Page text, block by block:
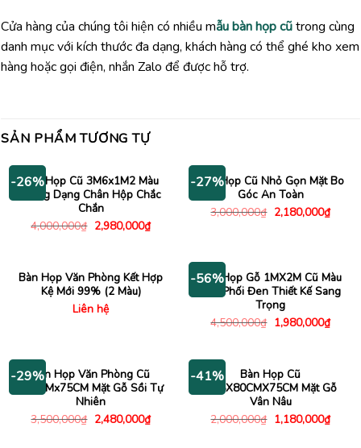
Cửa hàng của chúng tôi hiện có nhiều mẫu bàn họp cũtrong cùng
danh mục với kích thước đa dạng, khách hàng có thể ghé kho xem
hàng hoặc gọi điện, nhắn Zalo để được hỗ trợ.
SẢN PHẨM TƯƠNG TỰ
-26%
Bàn Họp Cũ 3M6x1M2 Màu
Trắng Dạng Chân Hộp Chắc
Chắn
4,000,000₫ Giá
gốc
2,980,000₫Giá
hiện
2,980,000₫.
-27%
Bàn Họp Cũ Nhỏ Gọn Mặt Bo
Góc An Toàn
3,000,000₫ Giá
gốc
2,180,000₫Giá
hiện
Bàn Họp Văn Phòng Kết Hợp
Kệ Mới 99% (2 Màu)
Liên hệ
-56%
Bàn Họp Gỗ 1MX2M Cũ Màu
Nâu Phối Đen Thiết Kế Sang
Trọng
4,500,000₫ Giá
gốc
1,980,000₫Giá
hiện
-29%Bàn Họp Văn Phòng Cũ
3Mx1Mx75CM Mặt Gỗ Sồi Tự
Nhiên
3,500,000₫ Giá
gốc
2,480,000₫Giá
hiện
-41%
Bàn Họp Cũ
2M5X80CMX75CM Mặt Gỗ
Vân Nâu
2,000,000₫ Giá
gốc
1,180,000₫Giá
hiện